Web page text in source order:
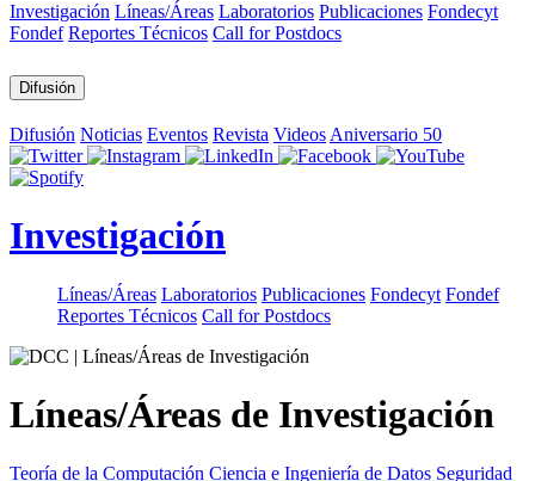
Investigación Líneas/Áreas Laboratorios Publicaciones Fondecyt
Fondef Reportes Técnicos Call for Postdocs
Difusión
Difusión Noticias Eventos Revista Videos Aniversario 50
Investigación
Líneas/Áreas Laboratorios Publicaciones Fondecyt Fondef
Reportes Técnicos Call for Postdocs
Líneas/Áreas de Investigación
Teoría de la Computación Ciencia e Ingeniería de Datos Seguridad